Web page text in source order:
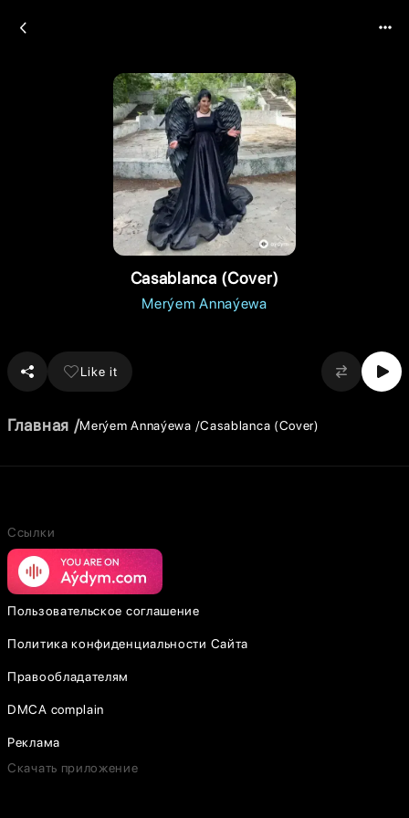
Casablanca (Cover)
Merýem Annaýewa
Like it
Главная Merýem Annaýewa Casablanca (Cover)
Ссылки
Пользовательское соглашение
Политика конфиденциальности Сайта
Правообладателям
DMCA complain
Реклама
Скачать приложение